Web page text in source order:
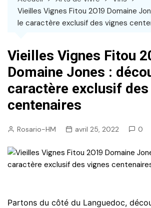
Vieilles Vignes Fitou 2019 Domaine
le caractère exclusif des vignes
Vieilles Vignes Fitou
Domaine Jones :
caractère exclusif
centenaires
Rosario-HM avril 25, 2022 0
Partons du côté du Languedoc,